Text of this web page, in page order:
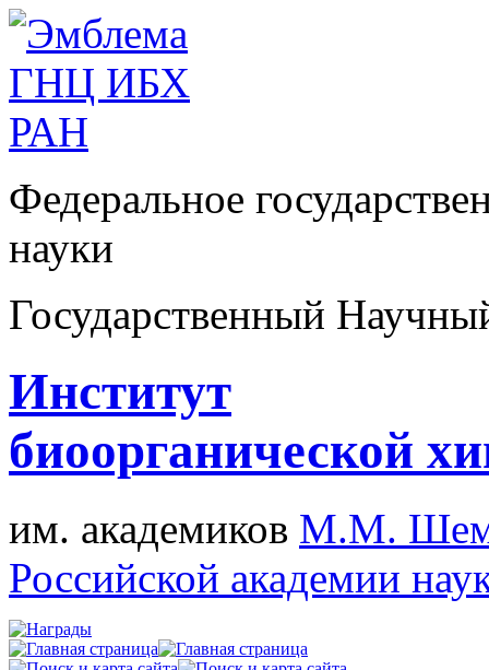
Федеральное
науки
Государственный
Институт
биоорганической
им. академиков М.М.
Российской академии